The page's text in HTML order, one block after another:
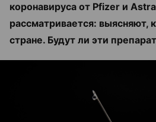
коронавируса от Pfizer и
рассматривается: выясняют,
стране. Будут ли эти